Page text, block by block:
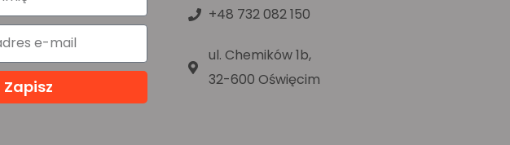
Zapisz
+48 732 082 150
ul. Chemików 1b,
32-600 Oświęcim